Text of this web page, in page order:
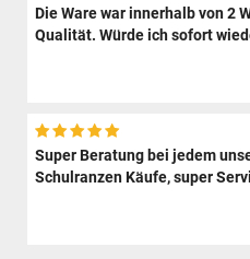
Die Ware war innerhalb von 2
Qualität. Würde ich sofort
Super Beratung bei jedem
Schulranzen Käufe, super